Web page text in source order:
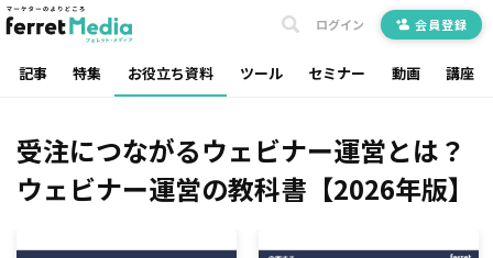
記事 特集 お役立ち資料 ツール セミナー 動画 講座
ログイン 会員登録
受注につながるウェビナー運営とは？
ウェビナー運営の教科書【2026年版】